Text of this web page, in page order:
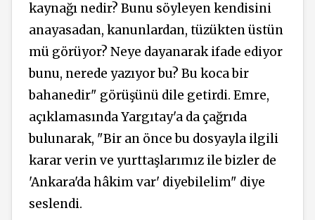
kaynağı nedir? Bunu söyleyen kendisini
anayasadan, kanunlardan, tüzükten üstün
mü görüyor? Neye dayanarak ifade ediyor
bunu, nerede yazıyor bu? Bu koca bir
bahanedir" görüşünü dile getirdi. Emre,
açıklamasında Yargıtay'a da çağrıda
bulunarak, "Bir an önce bu dosyayla ilgili
karar verin ve yurttaşlarımız ile bizler de
'Ankara'da hâkim var' diyebilelim" diye
seslendi.